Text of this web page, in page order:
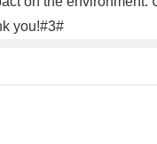
you!#3#